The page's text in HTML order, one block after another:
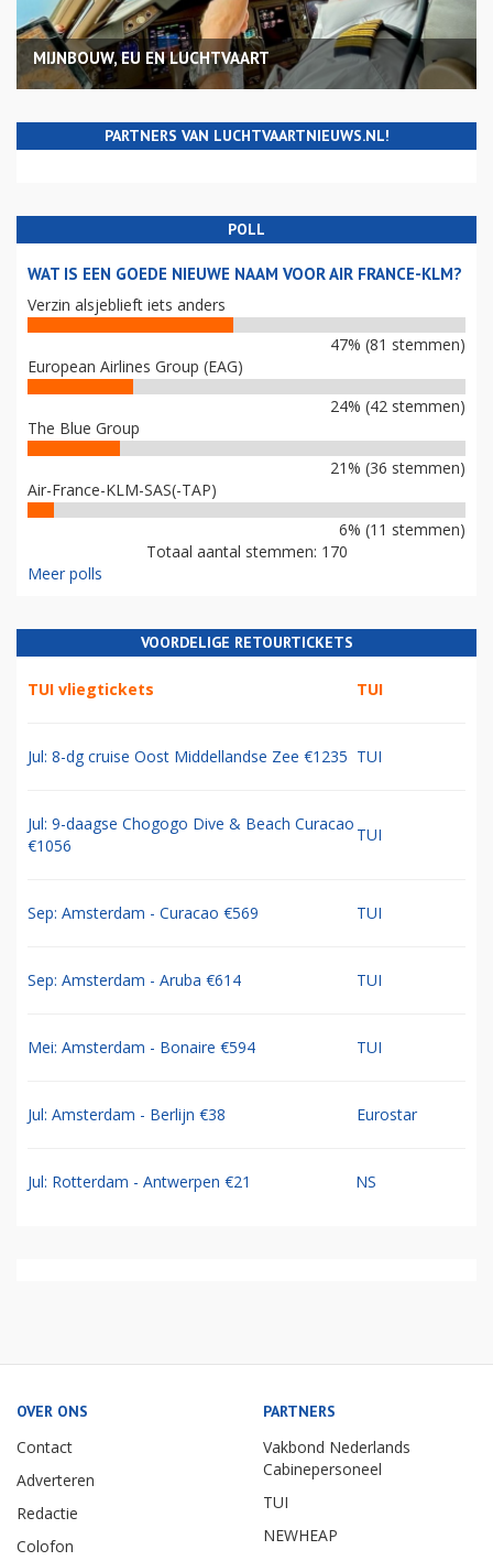
MIJNBOUW, EU EN LUCHTVAART
PARTNERS VAN LUCHTVAARTNIEUWS.NL!
POLL
WAT IS EEN GOEDE NIEUWE NAAM VOOR AIR FRANCE-KLM?
Verzin alsjeblieft iets anders
47% (81 stemmen)
European Airlines Group (EAG)
24% (42 stemmen)
The Blue Group
21% (36 stemmen)
Air-France-KLM-SAS(-TAP)
6% (11 stemmen)
Totaal aantal stemmen: 170
Meer polls
VOORDELIGE RETOURTICKETS
TUI vliegtickets TUI
Jul: 8-dg cruise Oost Middellandse Zee €1235 TUI
Jul: 9-daagse Chogogo Dive & Beach Curacao
€1056
TUI
Sep: Amsterdam - Curacao €569 TUI
Sep: Amsterdam - Aruba €614 TUI
Mei: Amsterdam - Bonaire €594 TUI
Jul: Amsterdam - Berlijn €38 Eurostar
Jul: Rotterdam - Antwerpen €21 NS
OVER ONS
Contact
Adverteren
Redactie
Colofon
PARTNERS
Vakbond Nederlands
Cabinepersoneel
TUI
NEWHEAP